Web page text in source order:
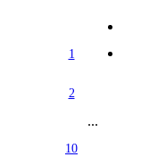
1
2
...
10